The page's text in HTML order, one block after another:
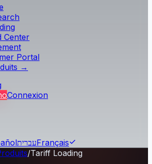
Center
Portal
→
Connexion
עבריתFrançais
/Tariff Loading